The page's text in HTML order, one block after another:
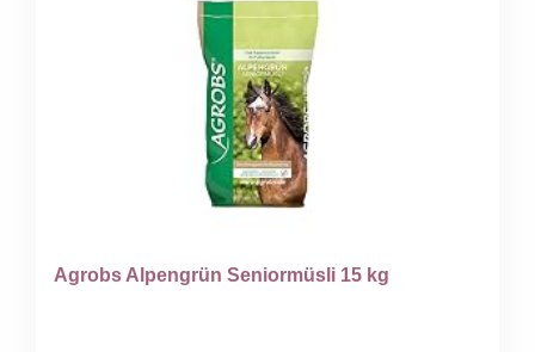
Agrobs Alpengrün Seniormüsli 15 kg